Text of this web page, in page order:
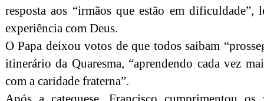
resposta aos “irmãos que estão em dificuldade”,
experiência com Deus.
O Papa deixou votos de que todos saibam
itinerário da Quaresma, “aprendendo cada vez
com a caridade fraterna”.